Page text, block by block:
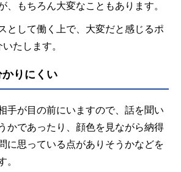
、もちろん大変なこともあります。
として働く上で、大変だと感じるポ
たします。
りにくい
手が目の前にいますので、話を聞い
かであったり、顔色を見ながら納得
に思っている点がありそうかなどを
。